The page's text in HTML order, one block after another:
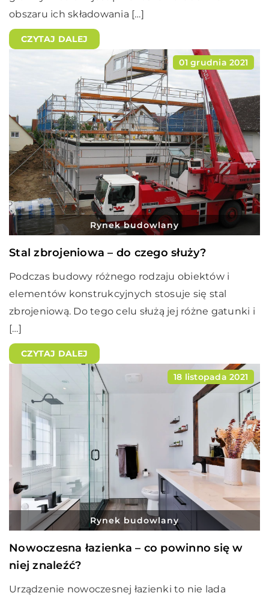
obszaru ich składowania […]
CZYTAJ DALEJ
01 grudnia 2021
Rynek budowlany
Stal zbrojeniowa – do czego służy?
Podczas budowy różnego rodzaju obiektów i
elementów konstrukcyjnych stosuje się stal
zbrojeniową. Do tego celu służą jej różne gatunki i
[…]
CZYTAJ DALEJ
18 listopada 2021
Rynek budowlany
Nowoczesna łazienka – co powinno się w
niej znaleźć?
Urządzenie nowoczesnej łazienki to nie lada